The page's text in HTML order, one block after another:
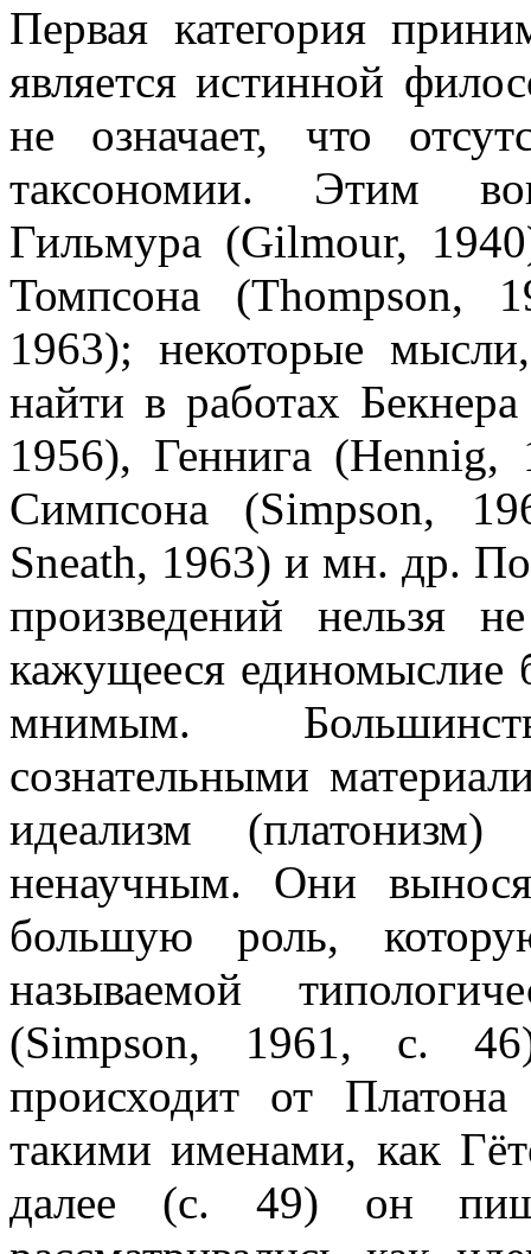
Первая категория
является истинной
не означает, что
таксономии. Этим
Гильмура (Gilmour,
Томпсона (Thompson,
1963); некоторые
найти в работах
1956), Геннига (Hennig,
Симпсона (Simpson,
Sneath, 1963) и мн. др.
произведений нельзя
кажущееся единомыслие
мнимым.
сознательными
идеализм
ненаучным. Они
большую роль,
называемой
(Simpson, 1961, с.
происходит от
такими именами, как
далее (с. 49) он